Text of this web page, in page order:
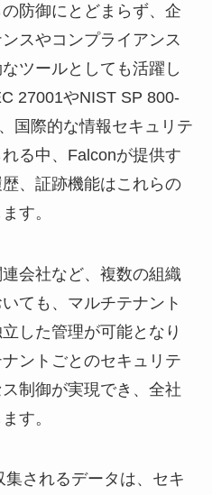
防御にとどまらず、企
スやコンプライアンス
ツールとしても活躍し
27001やNIST SP 800-
国際的な情報セキュリテ
る中、Falconが提供す
、証跡機能はこれらの
す。
会社など、複数の組織
ても、マルチテナント
した管理が可能となり
ントごとのセキュリテ
制御が実現でき、全社
す。
されるデータは、セキ